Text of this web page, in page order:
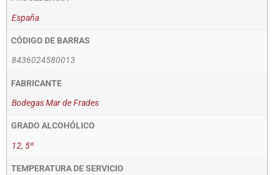
España
CÓDIGO DE BARRAS
8436024580013
FABRICANTE
Bodegas Mar de Frades
GRADO ALCOHÓLICO
12, 5º
TEMPERATURA DE SERVICIO